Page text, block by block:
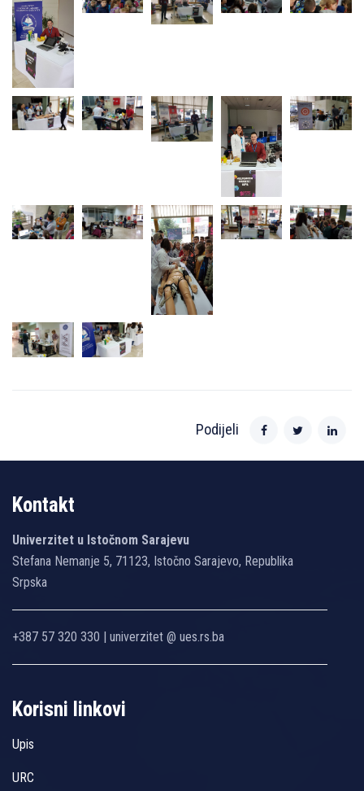
Podijeli
Kontakt
Univerzitet u Istočnom Sarajevu
Stefana Nemanje 5, 71123, Istočno Sarajevo, Republika
Srpska
+387 57 320 330 | univerzitet @ ues.rs.ba
Korisni linkovi
Upis
URC